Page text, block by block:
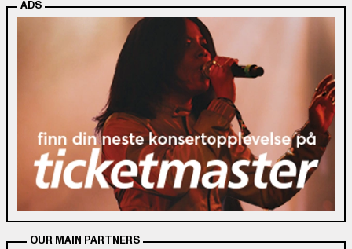
ADS
OUR MAIN PARTNERS